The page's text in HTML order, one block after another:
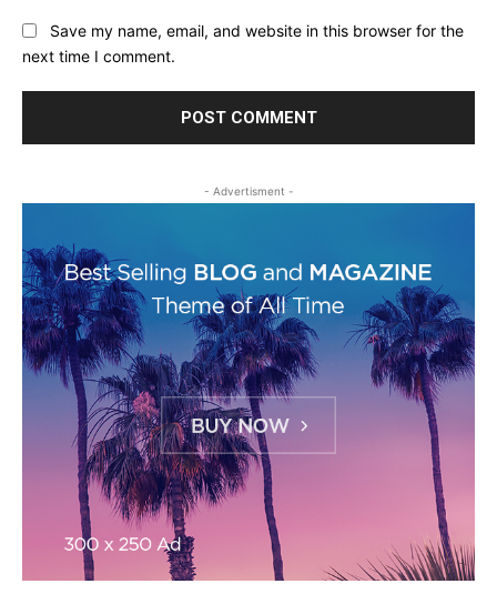
Save my name, email, and website in this browser for the
next time I comment.
- Advertisment -